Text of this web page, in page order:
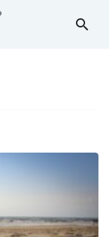
search